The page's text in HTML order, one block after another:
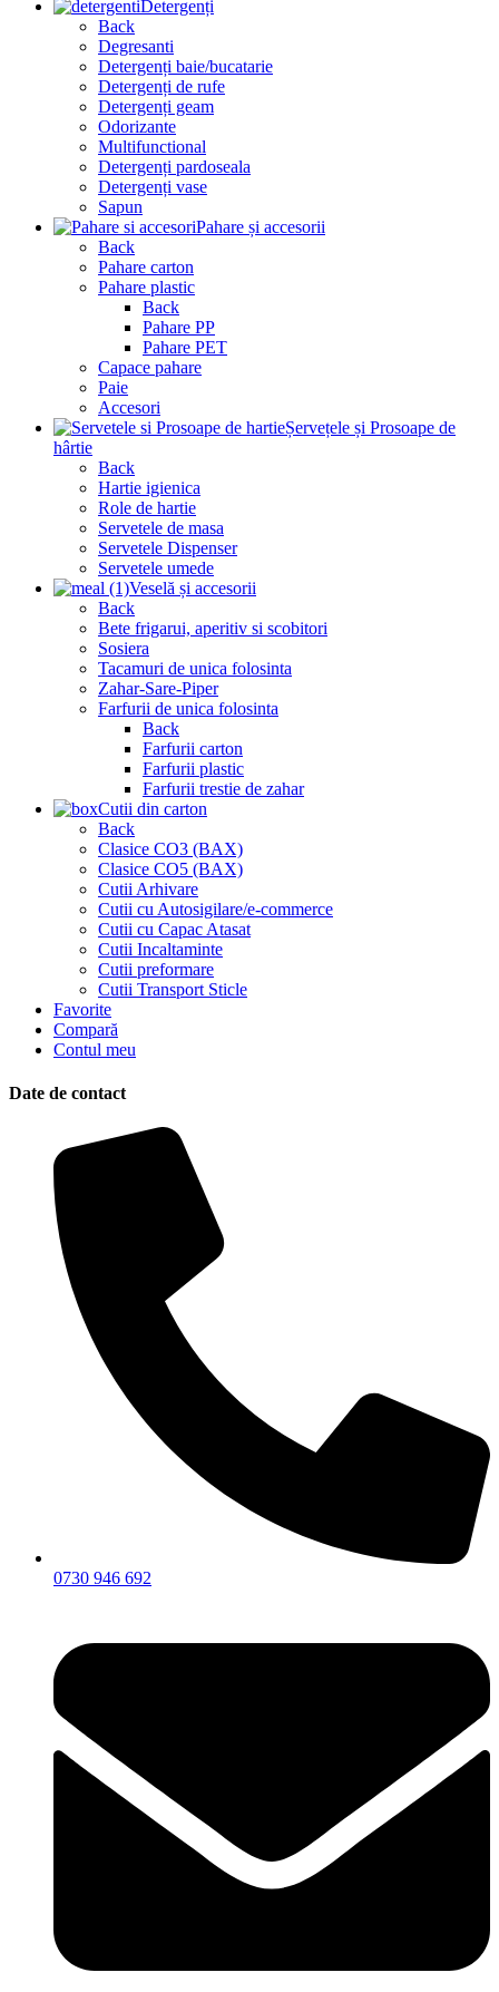
Detergenți
Back
Degresanti
Detergenți baie/bucatarie
Detergenți de rufe
Detergenți geam
Odorizante
Multifunctional
Detergenți pardoseala
Detergenți vase
Sapun
Pahare și accesorii
Back
Pahare carton
Pahare plastic
Back
Pahare PP
Pahare PET
Capace pahare
Paie
Accesori
Șervețele și Prosoape de
hârtie
Back
Hartie igienica
Role de hartie
Servetele de masa
Servetele Dispenser
Servetele umede
Veselă și accesorii
Back
Bete frigarui, aperitiv si scobitori
Sosiera
Tacamuri de unica folosinta
Zahar-Sare-Piper
Farfurii de unica folosinta
Back
Farfurii carton
Farfurii plastic
Farfurii trestie de zahar
Cutii din carton
Back
Clasice CO3 (BAX)
Clasice CO5 (BAX)
Cutii Arhivare
Cutii cu Autosigilare/e-commerce
Cutii cu Capac Atasat
Cutii Incaltaminte
Cutii preformare
Cutii Transport Sticle
Favorite
Compară
Contul meu
Date de contact
0730 946 692